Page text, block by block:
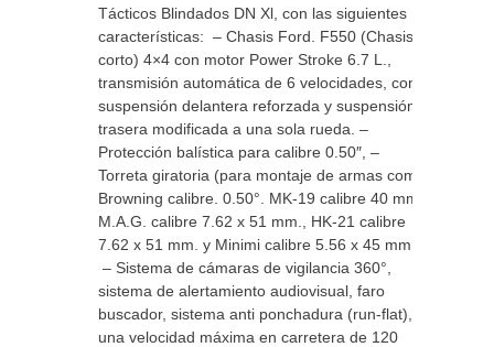
Tácticos Blindados DN Xl, con las siguientes
características: – Chasis Ford. F550 (Chasis
corto) 4×4 con motor Power Stroke 6.7 L.,
transmisión automática de 6 velocidades, con
suspensión delantera reforzada y suspensión
trasera modificada a una sola rueda. –
Protección balística para calibre 0.50″, –
Torreta giratoria (para montaje de armas como
Browning calibre. 0.50°. MK-19 calibre 40 mm.,
M.A.G. calibre 7.62 x 51 mm., HK-21 calibre
7.62 x 51 mm. y Minimi calibre 5.56 x 45 mm.).
– Sistema de cámaras de vigilancia 360°,
sistema de alertamiento audiovisual, faro
buscador, sistema anti ponchadura (run-flat),
una velocidad máxima en carretera de 120